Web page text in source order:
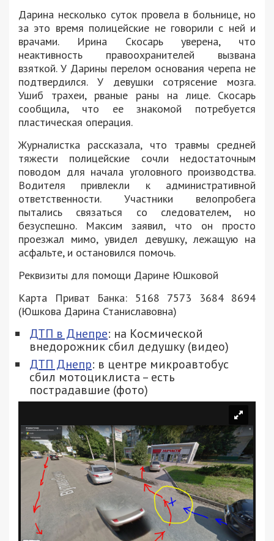
Дарина несколько суток провела в больнице, но
за это время полицейские не говорили с ней и
врачами. Ирина Скосарь уверена, что
неактивность правоохранителей вызвана
взяткой. У Дарины перелом основания черепа не
подтвердился. У девушки сотрясение мозга.
Ушиб трахеи, рваные раны на лице. Скосарь
сообщила, что ее знакомой потребуется
пластическая операция.
Журналистка рассказала, что травмы средней
тяжести полицейские сочли недостаточным
поводом для начала уголовного производства.
Водителя привлекли к административной
ответственности. Участники велопробега
пытались связаться со следователем, но
безуспешно. Максим заявил, что он просто
проезжал мимо, увидел девушку, лежащую на
асфальте, и остановился помочь.
Реквизиты для помощи Дарине Юшковой
Карта Приват Банка: 5168 7573 3684 8694
(Юшкова Дарина Станиславовна)
ДТП в Днепре: на Космической
внедорожник сбил дедушку (видео)
ДТП Днепр: в центре микроавтобус
сбил мотоциклиста – есть
пострадавшие (фото)